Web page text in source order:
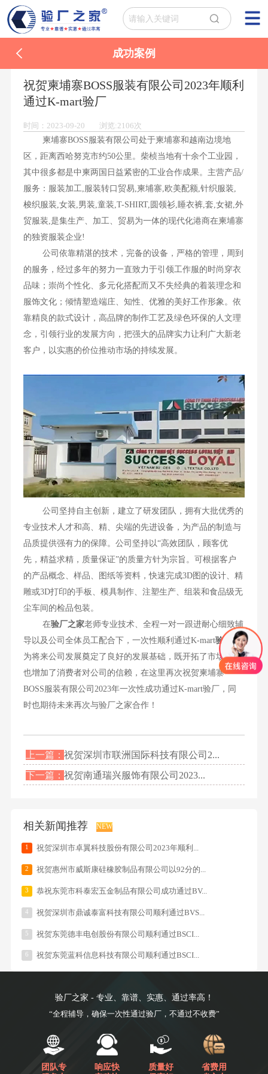
成功案例
祝贺柬埔寨BOSS服装有限公司2023年顺利
通过K-mart验厂
时间：2023-09-20 浏览:2106次
柬埔寨BOSS服装有限公司处于柬埔寨和越南边境地
区，距离西哈努克市约50公里。柴桢当地有十余个工业园，
其中很多都是中柬两国日益紧密的工业合作成果。主营产品/
服务：服装加工,服装转口贸易,柬埔寨,欧美配额,针织服装,
梭织服装,女装,男装,童装,T-SHIRT,圆领衫,睡衣裤,套,女裙,外
贸服装,是集生产、加工、贸易为一体的现代化港商在柬埔寨
的独资服装企业!
公司依靠精湛的技术，完备的设备，严格的管理，周到
的服务，经过多年的努力一直致力于引领工作服的时尚穿衣
品味；崇尚个性化、多元化搭配而又不失经典的着装理念和
服饰文化；倾情塑造端庄、知性、优雅的美好工作形象。依
靠精良的款式设计，高品牌的制作工艺及绿色环保的人文理
念，引领行业的发展方向，把强大的品牌实力让利广大新老
客户，以实惠的价位推动市场的持续发展。
公司坚持自主创新，建立了研发团队，拥有大批优秀的
专业技术人才和高、精、尖端的先进设备，为产品的制造与
品质提供强有力的保障。公司坚持以“高效团队，顾客优
先，精益求精，质量保证”的质量方针为宗旨。可根据客户
的产品概念、样品、图纸等资料，快速完成3D图的设计、精
雕或3D打印的手板、模具制作、注塑生产、组装和食品级无
尘车间的检品包装。
在验厂之家老师专业技术、全程一对一跟进耐心细致辅
导以及公司全体员工配合下，一次性顺利通过K-mart验厂，
为将来公司发展奠定了良好的发展基础，既开拓了市场同时
也增加了消费者对公司的信赖，在这里再次祝贺柬埔寨
BOSS服装有限公司2023年一次性成功通过K-mart验厂，同
时也期待未来再次与验厂之家合作！
上一篇：祝贺深圳市联洲国际科技有限公司2...
下一篇：祝贺南通瑞兴服饰有限公司2023...
相关新闻推荐 NEW
1 祝贺深圳市卓翼科技股份有限公司2023年顺利...
2 祝贺惠州市威斯康硅橡胶制品有限公司以92分的...
3 恭祝东莞市科泰宏五金制品有限公司成功通过BV...
4 祝贺深圳市鼎诚泰富科技有限公司顺利通过BVS...
5 祝贺东莞德丰电创股份有限公司顺利通过BSCI...
6 祝贺东莞蓝科信息科技有限公司顺利通过BSCI...
验厂之家 - 专业、靠谱、实惠、通过率高！
“全程辅导，确保一次性通过验厂，不通过不收费”
团队专
响应快
质量好
省费用